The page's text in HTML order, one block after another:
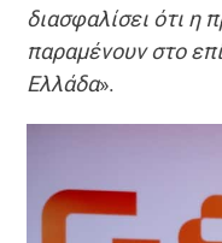
διασφαλίσει ότι η
παραμένουν στο
Ελλάδα».